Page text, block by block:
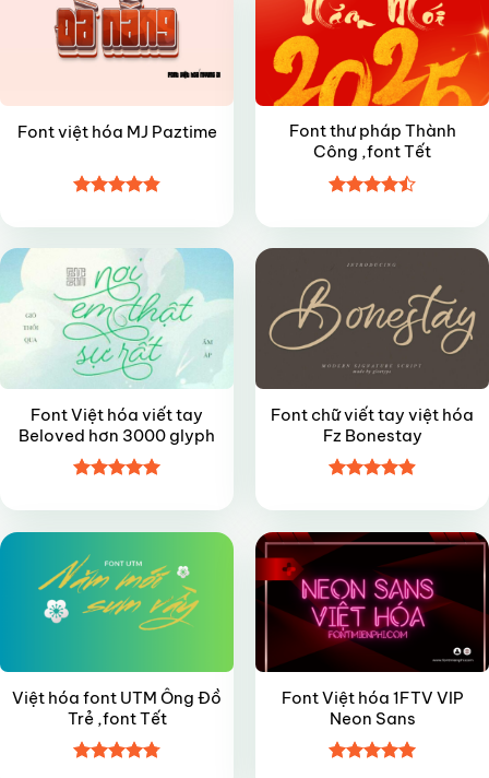
Font việt hóa MJ Paztime
hạng4.85
Font thư pháp Thành
Công ,font Tết
hạng4.5
5 sao
Font Việt hóa viết tay
Beloved hơn 3000 glyph
hạng55
Font chữ viết tay việt hóa
Fz Bonestay
hạng4.95
Việt hóa font UTM Ông Đồ
Trẻ ,font Tết
Font Việt hóa 1FTV VIP
Neon Sans